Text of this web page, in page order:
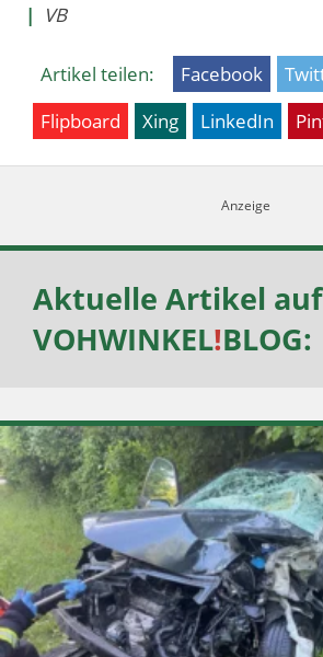
| VB
Artikel teilen: Facebook
Flipboard
Xing LinkedIn
Aktuelle Artikel auf
VOHWINKEL!BLOG: